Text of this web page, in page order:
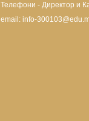
Телефони - Директор и
email: info-